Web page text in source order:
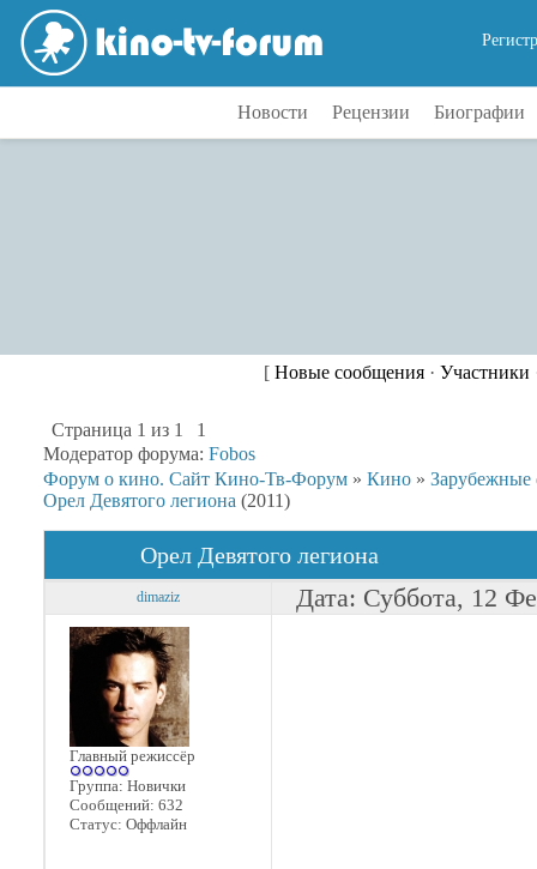
Новости Рецензии Биографии
[ Новые сообщения· Участники
Страница 1 из 1
1
Модератор форума: Fobos
Форум о кино. Сайт Кино-Тв-Форум » Кино »
Орел Девятого легиона (2011)
Орел Девятого легиона
dimaziz Дата: Суббота, 12
Главный режиссёр
Группа: Новички
Сообщений: 632
Статус: Оффлайн